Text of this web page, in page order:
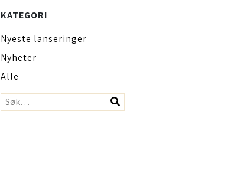
KATEGORI
Nyeste lanseringer
Nyheter
Alle